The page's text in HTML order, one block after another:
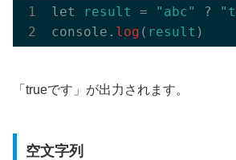
let result = "abc" ?
console. log ( result
「trueです」が出力されます。
空文字列